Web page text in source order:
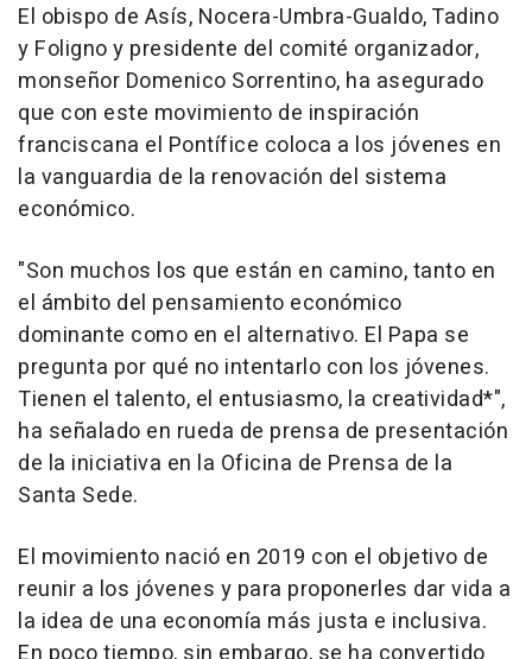
El obispo de Asís, Nocera-Umbra-Gualdo, Tadino
y Foligno y presidente del comité organizador,
monseñor Domenico Sorrentino, ha asegurado
que con este movimiento de inspiración
franciscana el Pontífice coloca a los jóvenes en
la vanguardia de la renovación del sistema
económico.
"Son muchos los que están en camino, tanto en
el ámbito del pensamiento económico
dominante como en el alternativo. El Papa se
pregunta por qué no intentarlo con los jóvenes.
Tienen el talento, el entusiasmo, la creatividad*",
ha señalado en rueda de prensa de presentación
de la iniciativa en la Oficina de Prensa de la
Santa Sede.
El movimiento nació en 2019 con el objetivo de
reunir a los jóvenes y para proponerles dar vida a
la idea de una economía más justa e inclusiva.